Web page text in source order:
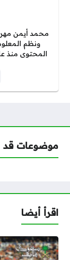
محمد أيمن
ونظم
موضوعات قد
اقرأ أيضا